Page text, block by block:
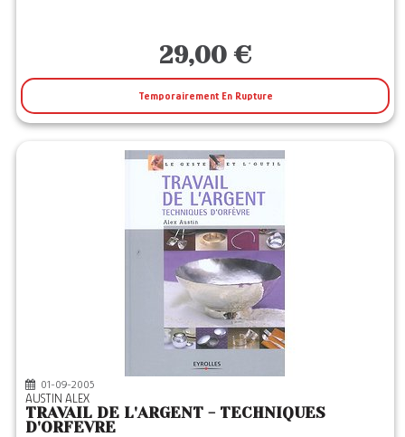
29,00 €
Temporairement En Rupture
01-09-2005
AUSTIN ALEX
TRAVAIL DE L'ARGENT - TECHNIQUES
D'ORFEVRE